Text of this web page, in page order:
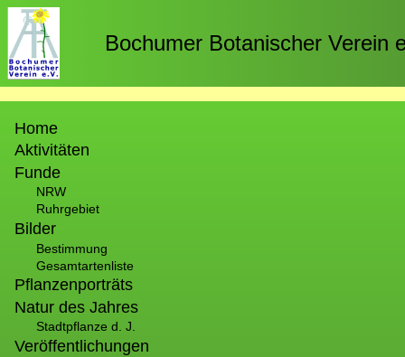
Direkt
zum
Inhalt
Bochumer Botanischer Verein
Home
Aktivitäten
Funde
NRW
Ruhrgebiet
Bilder
Bestimmung
Gesamtartenliste
Pflanzenporträts
Natur des Jahres
Stadtpflanze d. J.
Veröffentlichungen